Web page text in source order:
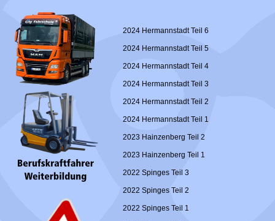
2024 Hermannstadt Teil 6
2024 Hermannstadt Teil 5
2024 Hermannstadt Teil 4
2024 Hermannstadt Teil 3
2024 Hermannstadt Teil 2
2024 Hermannstadt Teil 1
2023 Hainzenberg Teil 2
2023 Hainzenberg Teil 1
2022 Spinges Teil 3
2022 Spinges Teil 2
2022 Spinges Teil 1